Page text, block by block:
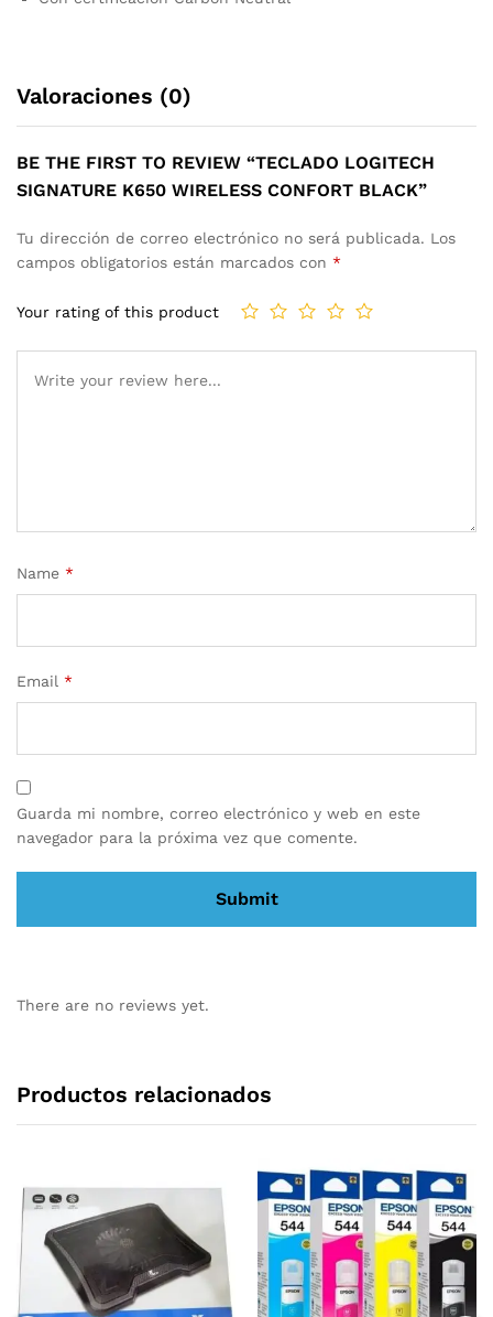
Valoraciones (0)
BE THE FIRST TO REVIEW “TECLADO LOGITECH
SIGNATURE K650 WIRELESS CONFORT BLACK”
Tu dirección de correo electrónico no será publicada. Los
campos obligatorios están marcados con *
Your rating of this product
Name *
Email *
Guarda mi nombre, correo electrónico y web en este
navegador para la próxima vez que comente.
There are no reviews yet.
Productos relacionados